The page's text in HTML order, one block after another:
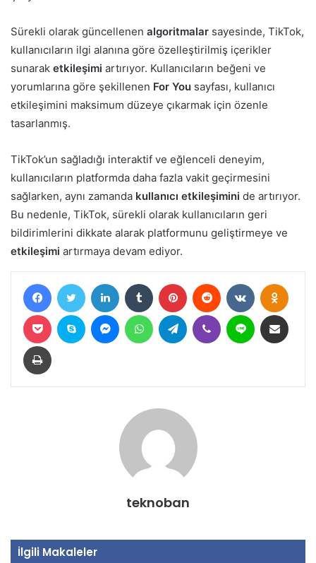
Sürekli olarak güncellenen algoritmalar sayesinde, TikTok,
kullanıcıların ilgi alanına göre özelleştirilmiş içerikler
sunarak etkileşimi artırıyor. Kullanıcıların beğeni ve
yorumlarına göre şekillenen For You sayfası, kullanıcı
etkileşimini maksimum düzeye çıkarmak için özenle
tasarlanmış.
TikTok’un sağladığı interaktif ve eğlenceli deneyim,
kullanıcıların platformda daha fazla vakit geçirmesini
sağlarken, aynı zamanda kullanıcı etkileşimini de artırıyor.
Bu nedenle, TikTok, sürekli olarak kullanıcıların geri
bildirimlerini dikkate alarak platformunu geliştirmeye ve
etkileşimi artırmaya devam ediyor.
FacebookTwitter LinkedIn Tumblr Pinterest Reddit VKontakte
Pocket Skype MessengerWhatsAppTelegram Viber Line
Yazdır
teknoban
İlgili Makaleler